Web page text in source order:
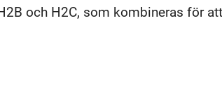
och H2C, som kombineras för